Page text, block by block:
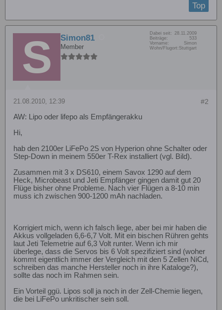
Top
Simon81
Member
Dabei seit:
28.11.2009
Beiträge:
533
Vorname:
Simon
Wohn/Flugort: Stuttgart
#2
21.08.2010, 12:39
AW: Lipo oder lifepo als Empfängerakku
Hi,
hab den 2100er LiFePo 2S von Hyperion ohne Schalter oder
Step-Down in meinem 550er T-Rex installiert (vgl. Bild).
Zusammen mit 3 x DS610, einem Savox 1290 auf dem
Heck, Microbeast und Jeti Empfänger gingen damit gut 20
Flüge bisher ohne Probleme. Nach vier Flügen a 8-10 min
muss ich zwischen 900-1200 mAh nachladen.
Korrigiert mich, wenn ich falsch liege, aber bei mir haben die
Akkus vollgeladen 6,6-6,7 Volt. Mit ein bischen Rühren gehts
laut Jeti Telemetrie auf 6,3 Volt runter. Wenn ich mir
überlege, dass die Servos bis 6 Volt spezifiziert sind (woher
kommt eigentlich immer der Vergleich mit den 5 Zellen NiCd,
schreiben das manche Hersteller noch in ihre Kataloge?),
sollte das noch im Rahmen sein.
Ein Vorteil ggü. Lipos soll ja noch in der Zell-Chemie liegen,
die bei LiFePo unkritischer sein soll.